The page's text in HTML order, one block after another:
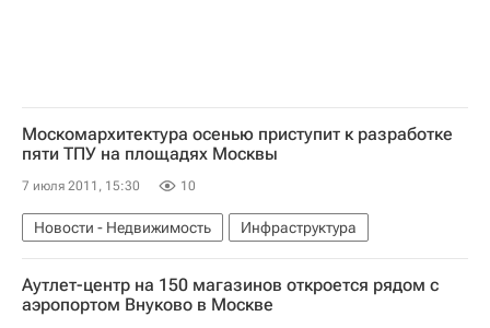
Москомархитектура осенью приступит к разработке
пяти ТПУ на площадях Москвы
7 июля 2011, 15:30 10
Новости - Недвижимость Инфраструктура
Аутлет-центр на 150 магазинов откроется рядом с
аэропортом Внуково в Москве